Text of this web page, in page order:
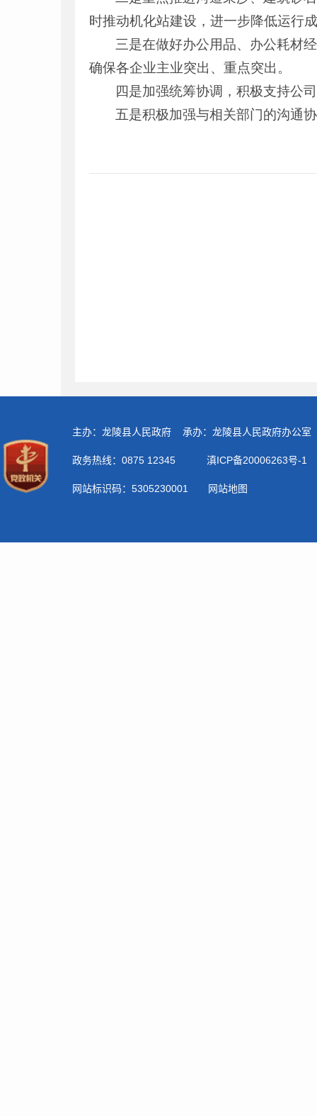
时推动机化站建设，进一步降低运行
三是在做好办公用品、办公耗材
确保各企业主业突出、重点突出。
四是加强统筹协调，积极支持公
五是积极加强与相关部门的沟通